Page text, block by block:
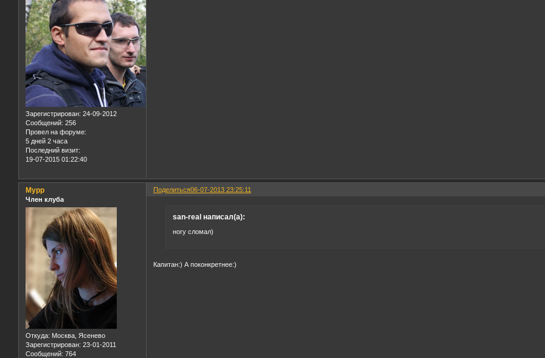
Зарегистрирован: 24-09-2012
Сообщений: 256
Провел на форуме:
5 дней 2 часа
Последний визит:
19-07-2015 01:22:40
Поделиться06-07-2013 23:25:11
Мурр
Член клуба
Откуда: Москва, Ясенево
Зарегистрирован: 23-01-2011
Сообщений: 764
san-real написал(а):
ногу сломал)
Капитан:) А поконкретнее:)